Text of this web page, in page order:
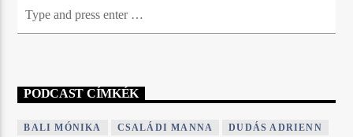
PODCAST CÍMKÉK
BALI MÓNIKA CSALÁDI MANNA DUDÁS ADRIENN